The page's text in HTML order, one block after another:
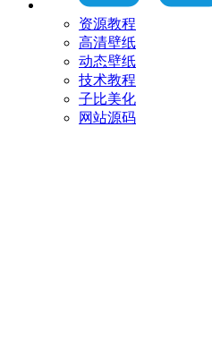
资源教程
高清壁纸
动态壁纸
技术教程
子比美化
网站源码